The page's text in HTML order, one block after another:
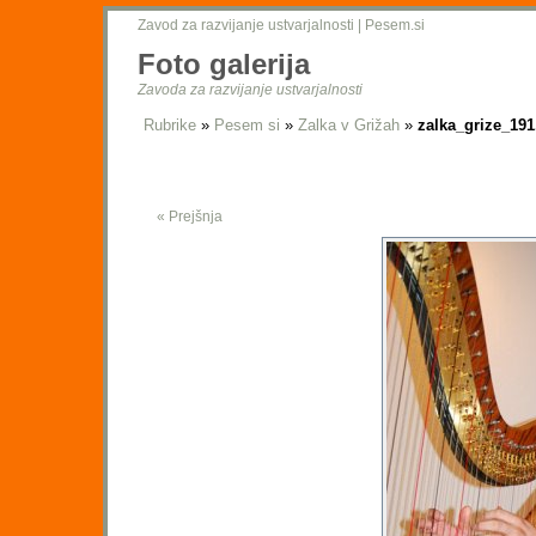
Zavod za razvijanje ustvarjalnosti Pesem.si
Foto galerija
Zavoda za razvijanje ustvarjalnosti
Rubrike » Pesem si » Zalka v Grižah »
« Prejšnja